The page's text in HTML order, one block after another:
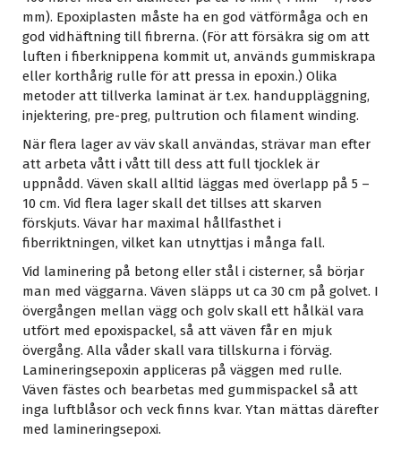
mm). Epoxiplasten måste ha en god vätförmåga och en
god vidhäftning till fibrerna. (För att försäkra sig om att
luften i fiberknippena kommit ut, används gummiskrapa
eller korthårig rulle för att pressa in epoxin.) Olika
metoder att tillverka laminat är t.ex. handuppläggning,
injektering, pre-preg, pultrution och filament winding.
När flera lager av väv skall användas, strävar man efter
att arbeta vått i vått till dess att full tjocklek är
uppnådd. Väven skall alltid läggas med överlapp på 5 –
10 cm. Vid flera lager skall det tillses att skarven
förskjuts. Vävar har maximal hållfasthet i
fiberriktningen, vilket kan utnyttjas i många fall.
Vid laminering på betong eller stål i cisterner, så börjar
man med väggarna. Väven släpps ut ca 30 cm på golvet. I
övergången mellan vägg och golv skall ett hålkäl vara
utfört med epoxispackel, så att väven får en mjuk
övergång. Alla våder skall vara tillskurna i förväg.
Lamineringsepoxin appliceras på väggen med rulle.
Väven fästes och bearbetas med gummispackel så att
inga luftblåsor och veck finns kvar. Ytan mättas därefter
med lamineringsepoxi.